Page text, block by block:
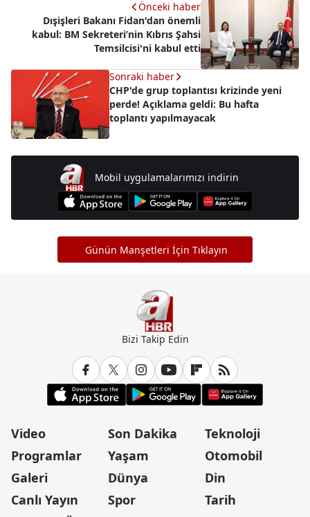
Önceki haber
Dışişleri Bakanı Fidan'dan önemli
kabul: BM Sekreteri’nin Kıbrıs Şahsi
Temsilcisi'ni kabul etti
Sonraki haber
CHP'de grup toplantısı krizinde yeni
perde! Açıklama geldi: Bu hafta
toplantı yapılmayacak
Mobil uygulamalarımızı indirin
Günün Manşetleri İçin Tıklayın
Bizi Takip Edin
Video
Programlar
Galeri
Canlı Yayın
Son Dakika
Yaşam
Dünya
Spor
Teknoloji
Otomobil
Din
Tarih